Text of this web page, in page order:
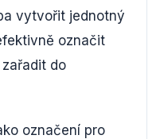
vytvořit jednotný
označit
do
označení pro